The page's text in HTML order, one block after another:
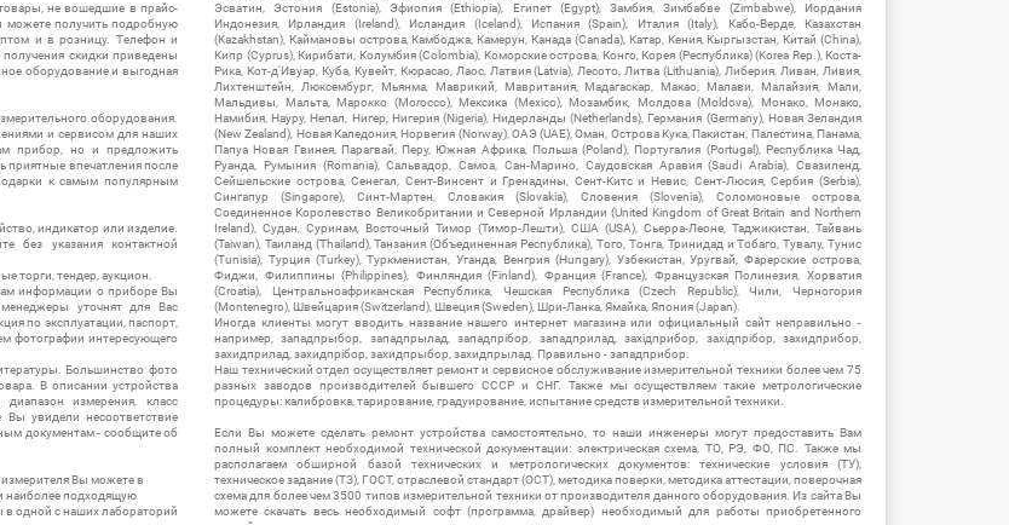
не вошедшие в прайс-
можете получить подробную
и в розницу. Телефон и
скидки приведены
оборудование и выгодная
оборудования.
и сервисом для наших
прибор, но и предложить
приятные впечатления после
к самым популярным
индикатор или изделие.
без указания контактной
торги, тендер, аукцион.
информации о приборе Вы
уточнят для Вас
по эксплуатации, паспорт,
фотографии интересующего
Большинство фото
В описании устройства
диапазон измерения, класс
Вы увидели несоответствие
документам - сообщите об
Вы можете в
наиболее подходящую
в одной с наших лабораторий
Эсватин, Эстония (Estonia), Эфиопия (Ethiopia), Египет (Egypt), Замбия, Зимбабве (Zimbabwe), Иордания
Индонезия, Ирландия (Ireland), Исландия (Iceland), Испания (Spain), Италия (Italy), Кабо-Верде, Казахстан
(Kazakhstan), Каймановы острова, Камбоджа, Камерун, Канада (Canada), Катар, Кения, Кыргызстан, Китай (China),
Кипр (Cyprus), Кирибати, Колумбия (Colombia), Коморские острова, Конго, Корея (Республика) (Korea Rep.), Коста-
Рика, Кот-д'Ивуар, Куба, Кувейт, Кюрасао, Лаос, Латвия (Latvia), Лесото, Литва (Lithuania), Либерия, Ливан, Ливия,
Лихтенштейн, Люксембург, Мьянма, Маврикий, Мавритания, Мадагаскар, Макао, Малави, Малайзия, Мали,
Мальдивы, Мальта, Марокко (Morocco), Мексика (Mexico), Мозамбик, Молдова (Moldova), Монако, Монако,
Намибия, Науру, Непал, Нигер, Нигерия (Nigeria), Нидерланды (Netherlands), Германия (Germany), Новая Зеландия
(New Zealand), Новая Каледония, Норвегия (Norway), ОАЭ (UAE), Оман, Острова Кука, Пакистан, Палестина, Панама,
Папуа Новая Гвинея, Парагвай, Перу, Южная Африка, Польша (Poland), Португалия (Portugal), Республика Чад,
Руанда, Румыния (Romania), Сальвадор, Самоа, Сан-Марино, Саудовская Аравия (Saudi Arabia), Свазиленд,
Сейшельские острова, Сенегал, Сент-Винсент и Гренадины, Сент-Китс и Невис, Сент-Люсия, Сербия (Serbia),
Сингапур (Singapore), Синт-Мартен, Словакия (Slovakia), Словения (Slovenia), Соломоновые острова,
Соединенное Королевство Великобритании и Северной Ирландии (United Kingdom of Great Britain and Northern
Ireland), Судан, Суринам, Восточный Тимор (Тимор-Лешти), США (USA), Сьерра-Леоне, Таджикистан, Тайвань
(Taiwan), Таиланд (Thailand), Танзания (Объединенная Республика), Того, Тонга, Тринидад и Тобаго, Тувалу, Тунис
(Tunisia), Турция (Turkey), Туркменистан, Уганда, Венгрия (Hungary), Узбекистан, Уругвай, Фарерские острова,
Фиджи, Филиппины (Philippines), Финляндия (Finland), Франция (France), Французская Полинезия, Хорватия
(Croatia), Центральноафриканская Республика, Чешская Республика (Czech Republic), Чили, Черногория
(Montenegro), Швейцария (Switzerland), Швеция (Sweden), Шри-Ланка, Ямайка, Япония (Japan).
Иногда клиенты могут вводить название нашего интернет магазина или официальный сайт неправильно -
например, западпрыбор, западпрылад, западпрібор, западприлад, західприбор, західпрібор, захидприбор,
захидприлад, захидпрібор, захидпрыбор, захидпрылад. Правильно - западприбор.
Наш технический отдел осуществляет ремонт и сервисное обслуживание измерительной техники более чем 75
разных заводов производителей бывшего СССР и СНГ. Также мы осуществляем такие метрологические
процедуры: калибровка, тарирование, градуирование, испытание средств измерительной техники.
Если Вы можете сделать ремонт устройства самостоятельно, то наши инженеры могут предоставить Вам
полный комплект необходимой технической документации: электрическая схема, ТО, РЭ, ФО, ПС. Также мы
располагаем обширной базой технических и метрологических документов: технические условия (ТУ),
техническое задание (ТЗ), ГОСТ, отраслевой стандарт (ОСТ), методика поверки, методика аттестации, поверочная
схема для более чем 3500 типов измерительной техники от производителя данного оборудования. Из сайта Вы
можете скачать весь необходимый софт (программа, драйвер) необходимый для работы приобретенного